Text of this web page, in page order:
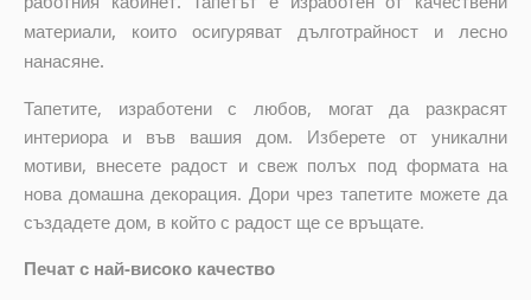
материали, които осигуряват дълготрайност и лесно
нанасяне.
Тапетите, изработени с любов, могат да разкрасят
интериора и във вашия дом. Изберете от уникални
мотиви, внесете радост и свеж полъх под формата на
нова домашна декорация. Дори чрез тапетите можете да
създадете дом, в който с радост ще се връщате.
Печат с най-високо качество